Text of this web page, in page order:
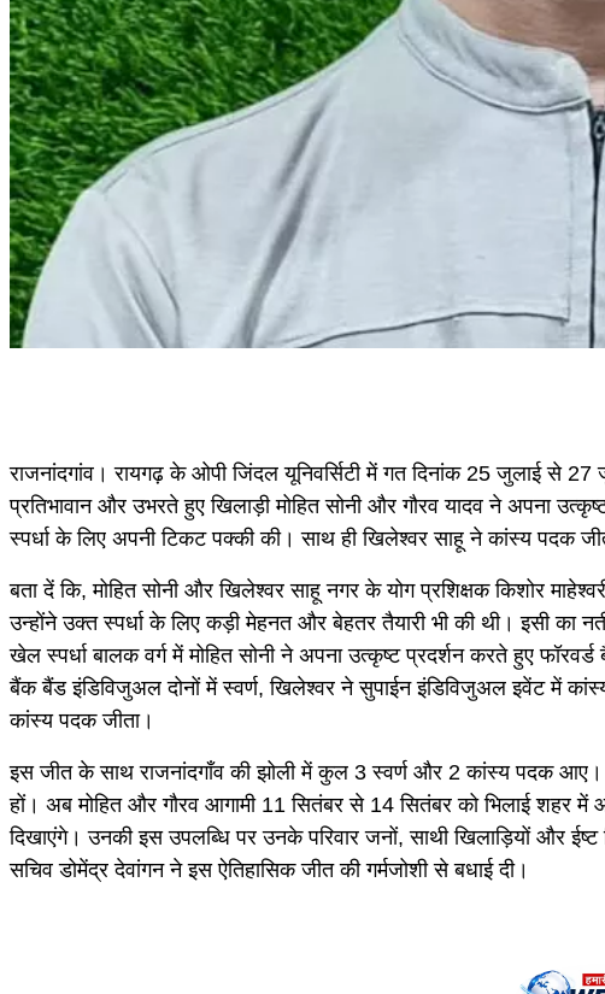
राजनांदगांव। रायगढ़ के ओपी जिंदल यूनिवर्सिटी में गत दिनांक 25 जुलाई से
प्रतिभावान और उभरते हुए खिलाड़ी मोहित सोनी और गौरव यादव ने अपना
स्पर्धा के लिए अपनी टिकट पक्की की। साथ ही खिलेश्वर साहू ने कांस्य पदक
बता दें कि, मोहित सोनी और खिलेश्वर साहू नगर के योग प्रशिक्षक किशोर
उन्होंने उक्त स्पर्धा के लिए कड़ी मेहनत और बेहतर तैयारी भी की थी। इसी का
खेल स्पर्धा बालक वर्ग में मोहित सोनी ने अपना उत्कृष्ट प्रदर्शन करते हुए
बैंक बैंड इंडिविजुअल दोनों में स्वर्ण, खिलेश्वर ने सुपाईन इंडिविजुअल इवेंट में
कांस्य पदक जीता।
इस जीत के साथ राजनांदगाँव की झोली में कुल 3 स्वर्ण और 2 कांस्य पदक
हों। अब मोहित और गौरव आगामी 11 सितंबर से 14 सितंबर को भिलाई शहर में
दिखाएंगे। उनकी इस उपलब्धि पर उनके परिवार जनों, साथी खिलाड़ियों और
सचिव डोमेंद्र देवांगन ने इस ऐतिहासिक जीत की गर्मजोशी से बधाई दी।